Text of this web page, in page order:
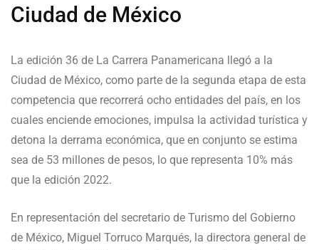
Ciudad de México
La edición 36 de La Carrera Panamericana llegó a la
Ciudad de México, como parte de la segunda etapa de esta
competencia que recorrerá ocho entidades del país, en los
cuales enciende emociones, impulsa la actividad turística y
detona la derrama económica, que en conjunto se estima
sea de 53 millones de pesos, lo que representa 10% más
que la edición 2022.
En representación del secretario de Turismo del Gobierno
de México, Miguel Torruco Marqués, la directora general de